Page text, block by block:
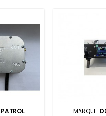
MARQUE: